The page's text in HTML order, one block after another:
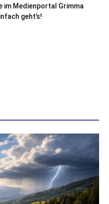
im Medienportal Grimma
geht’s!